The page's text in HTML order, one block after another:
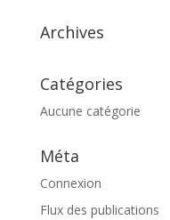
Archives
Catégories
Aucune catégorie
Méta
Connexion
Flux des publications